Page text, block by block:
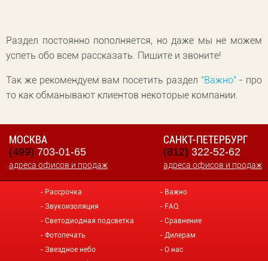
Раздел постоянно пополняется, но даже мы не можем
успеть обо всем рассказать. Пишите и звоните!
Так же рекомендуем вам посетить раздел "Важно"- про
то как обманывают клиентов некоторые компании.
МОСКВА
(499) 703-01-65
адреса офисов и продаж
Рассрочка
Звукоизоляция
Светодиодная подсветка
Фотопечать
Звездное небо
Важно
FAQ
Сравнение
Дилерам
О нас
САНКТ-ПЕТЕРБУРГ
(812) 322-52-62
адреса офисов и продаж